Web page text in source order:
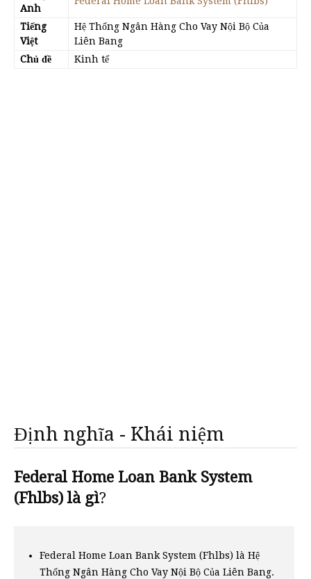
Anh
Tiếng
Việt
Hệ Thống Ngân Hàng Cho Vay Nội Bộ Của
Liên Bang
Chủ đề
Kinh tế
Định nghĩa - Khái niệm
Federal Home Loan Bank System
(Fhlbs) là gì?
Federal Home Loan Bank System (Fhlbs) là Hệ
Thống Ngân Hàng Cho Vay Nội Bộ Của Liên Bang.